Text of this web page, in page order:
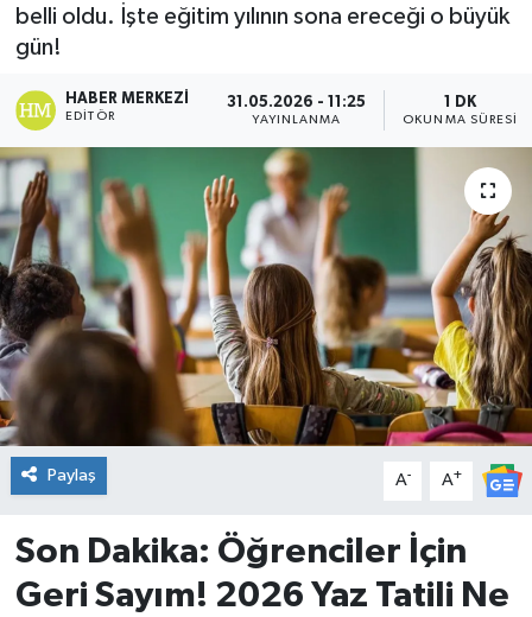
belli oldu. İşte eğitim yılının sona ereceği o büyük
gün!
HABER MERKEZI
EDITÖR
31.05.2026 - 11:25
YAYINLANMA
1 DK
OKUNMA SÜRESI
Paylaş A- A+
Son Dakika: Öğrenciler İçin
Geri Sayım! 2026 Yaz Tatili Ne
ÇEVRE
DÜNYA
Dursunbey
Edremit
EĞİTİM
EKONOMİ
Gömeç
Haber Arşivi